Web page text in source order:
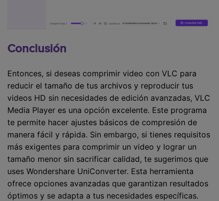
Conclusión
Entonces, si deseas comprimir video con VLC para
reducir el tamaño de tus archivos y reproducir tus
videos HD sin necesidades de edición avanzadas, VLC
Media Player es una opción excelente. Este programa
te permite hacer ajustes básicos de compresión de
manera fácil y rápida. Sin embargo, si tienes requisitos
más exigentes para comprimir un video y lograr un
tamaño menor sin sacrificar calidad, te sugerimos que
uses Wondershare UniConverter. Esta herramienta
ofrece opciones avanzadas que garantizan resultados
óptimos y se adapta a tus necesidades específicas.